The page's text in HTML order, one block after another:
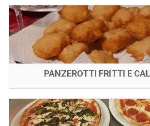
PANZEROTTI FRITTI E